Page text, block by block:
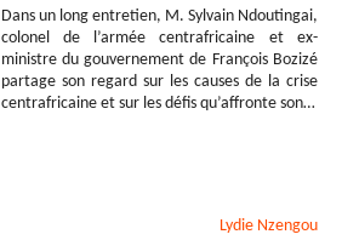
Dans un long entretien, M. Sylvain Ndoutingai,
colonel de l’armée centrafricaine et ex-
ministre du gouvernement de François Bozizé
partage son regard sur les causes de la crise
centrafricaine et sur les défis qu’affronte son…
Lydie Nzengou